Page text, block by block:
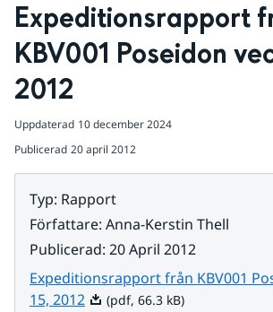
Expeditionsrapport
KBV001 Poseidon
2012
Uppdaterad 10 december 2024
Publicerad 20 april 2012
Typ: Rapport
Författare: Anna-Kerstin Thell
Publicerad: 20 April 2012
Expeditionsrapport från KBV001
15, 2012 Pdf, 66.3 kB.
(pdf, 66.3 kB)